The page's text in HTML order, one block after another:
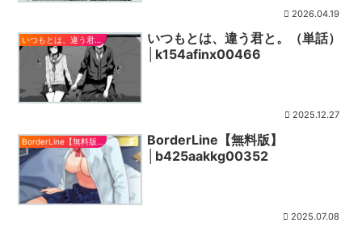
2026.04.19
いつもとは、違う君と。（単話）
いつもとは、違う君と。（単話）
│k154afinx00466
2025.12.27
BorderLine【無料版】
│b425aakkg00352
2025.07.08